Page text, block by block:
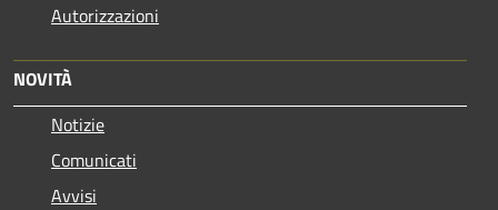
Autorizzazioni
NOVITÀ
Notizie
Comunicati
Avvisi